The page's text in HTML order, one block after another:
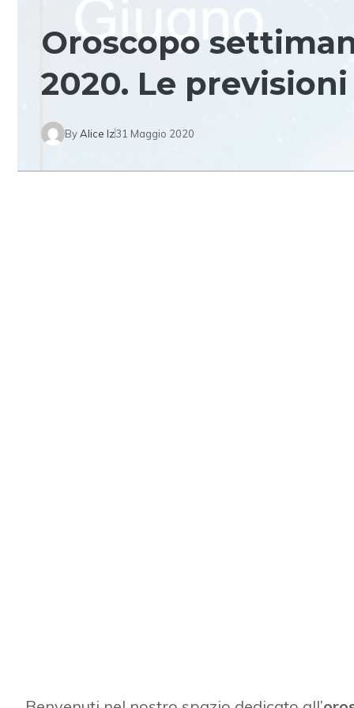
Oroscopo
2020. Le
ByAlice Iz31 Maggio 2020